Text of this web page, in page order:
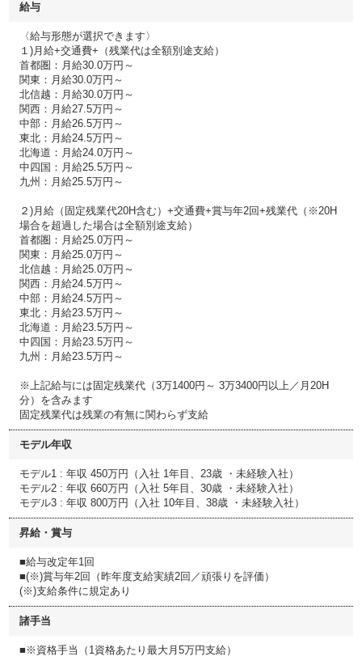
給与
〈給与形態が選択できます〉
１)月給+交通費+（残業代は全額別途支給）
首都圏：月給30.0万円～
関東：月給30.0万円～
北信越：月給30.0万円～
関西：月給27.5万円～
中部：月給26.5万円～
東北：月給24.5万円～
北海道：月給24.0万円～
中四国：月給25.5万円～
九州：月給25.5万円～
２)月給（固定残業代20H含む）+交通費+賞与年2回+残業代（※20H
場合を超過した場合は全額別途支給）
首都圏：月給25.0万円～
関東：月給25.0万円～
北信越：月給25.0万円～
関西：月給24.5万円～
中部：月給24.5万円～
東北：月給23.5万円～
北海道：月給23.5万円～
中四国：月給23.5万円～
九州：月給23.5万円～
※上記給与には固定残業代（3万1400円～ 3万3400円以上／月20H
分）を含みます
固定残業代は残業の有無に関わらず支給
モデル年収
モデル1 : 年収 450万円（入社 1年目、23歳 ・未経験入社）
モデル2 : 年収 660万円（入社 5年目、30歳 ・未経験入社）
モデル3 : 年収 800万円（入社 10年目、38歳 ・未経験入社）
昇給・賞与
■給与改定年1回
■(※)賞与年2回（昨年度支給実績2回／頑張りを評価）
(※)支給条件に規定あり
諸手当
■※資格手当（1資格あたり最大月5万円支給）